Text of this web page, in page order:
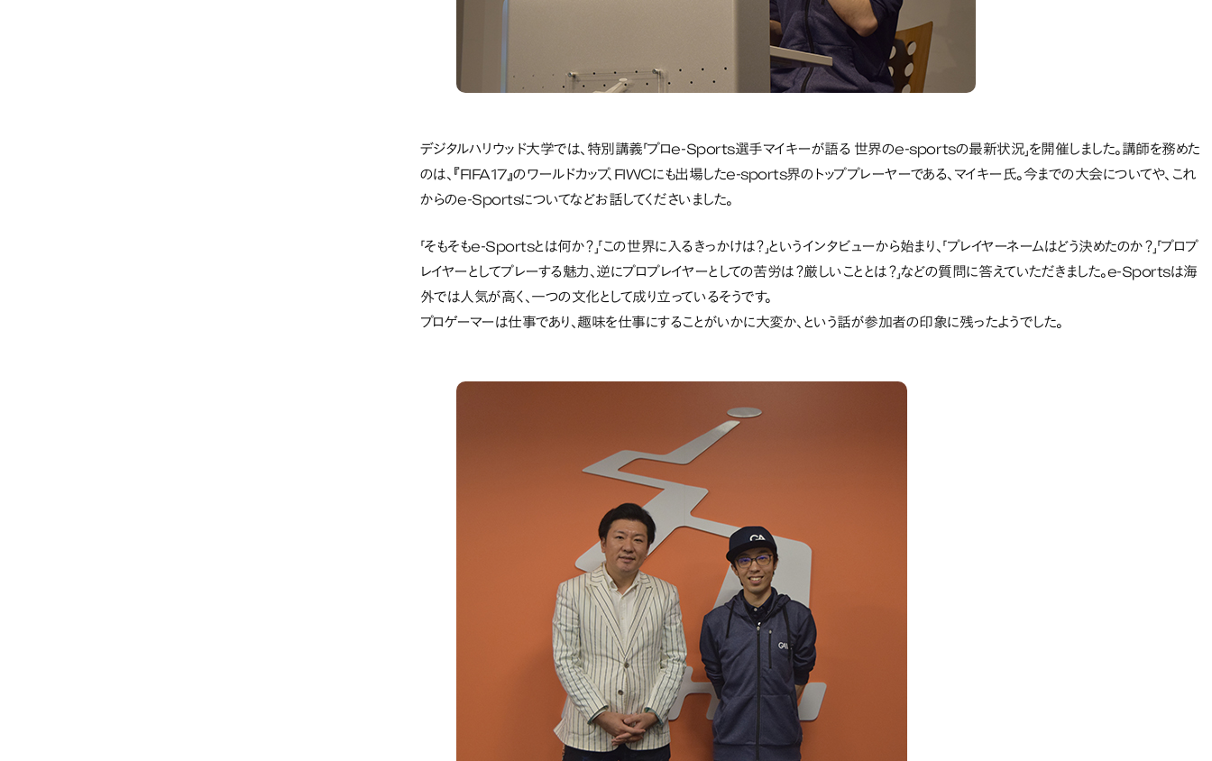
デジタルハリウッド大学では、特別講義「プロe-Sports選手マイキーが語る 世界のe-sportsの最新状況」を開催しました。講師を務めた
のは、『FIFA17』のワールドカップ、FIWCにも出場したe-sports界のトッププレーヤーである、マイキー氏。今までの大会についてや、これ
からのe-Sportsについてなどお話してくださいました。
「そもそもe-Sportsとは何か？」「この世界に入るきっかけは？」というインタビューから始まり、「プレイヤーネームはどう決めたのか？」「プロプ
レイヤーとしてプレーする魅力、逆にプロプレイヤーとしての苦労は？厳しいこととは？」などの質問に答えていただきました。e-Sportsは海
外では人気が高く、一つの文化として成り立っているそうです。
プロゲーマーは仕事であり、趣味を仕事にすることがいかに大変か、という話が参加者の印象に残ったようでした。